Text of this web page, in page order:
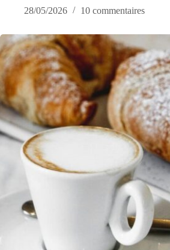
28/05/2026
10 commentaires